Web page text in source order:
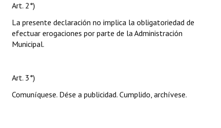
Art. 2°)
La presente declaración no implica la obligatoriedad de
efectuar erogaciones por parte de la Administración
Municipal.
Art. 3°)
Comuníquese. Dése a publicidad. Cumplido, archívese.